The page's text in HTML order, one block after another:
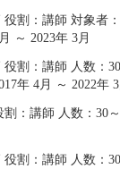
割：講師 対象者
～ 2023年 3月
割：講師 人数：
年 4月 ～ 2022年
：講師 人数：30
割：講師 人数：